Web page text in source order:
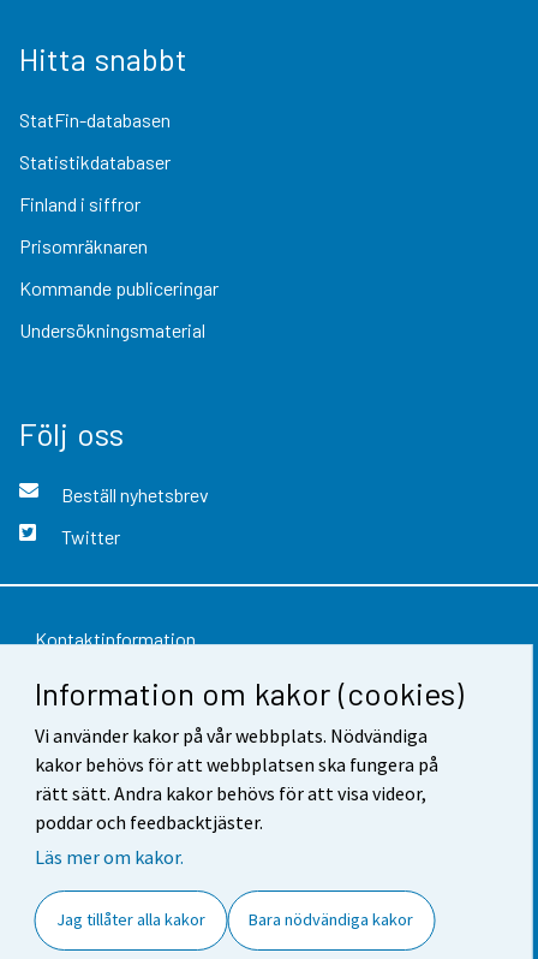
Information om kakor (cookies)
Vi använder kakor på vår webbplats. Nödvändiga
kakor behövs för att webbplatsen ska fungera på
rätt sätt. Andra kakor behövs för att visa videor,
poddar och feedbacktjäster.
Läs mer om kakor.
Jag tillåter alla kakor Bara nödvändiga kakor
Hitta snabbt
StatFin-databasen
Statistikdatabaser
Finland i siffror
Prisomräknaren
Kommande publiceringar
Undersökningsmaterial
Följ oss
Beställ nyhetsbrev
Twitter
Kontaktinformation
Respons
Användarvillkor
Dataskydd
Tillgänglighet
Cookie-inställningar